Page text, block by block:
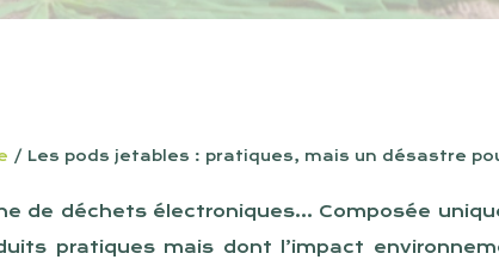
/ Les pods jetables : pratiques, mais un désastre
de déchets électroniques… Composée
pratiques mais dont l’impact